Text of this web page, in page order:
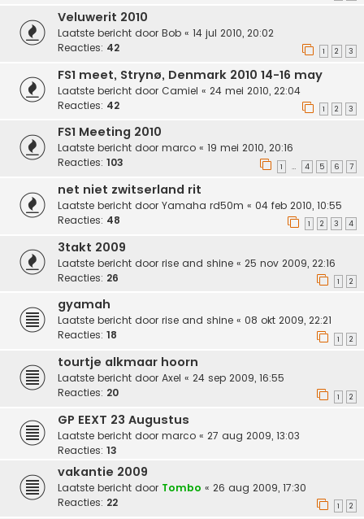
Veluwerit 2010
Laatste bericht door Bob « 14 jul 2010, 20:02
Reacties: 42 1 2 3
FS1 meet, Strynø, Denmark 2010 14-16 may
Laatste bericht door Camiel « 24 mei 2010, 22:04
Reacties: 42 1 2 3
FS1 Meeting 2010
Laatste bericht door marco « 19 mei 2010, 20:16
Reacties: 103 1 … 4 5 6 7
net niet zwitserland rit
Laatste bericht door Yamaha rd50m « 04 feb 2010, 10:55
Reacties: 48 1 2 3 4
3takt 2009
Laatste bericht door rise and shine « 25 nov 2009, 22:16
Reacties: 26 1 2
gyamah
Laatste bericht door rise and shine « 08 okt 2009, 22:21
Reacties: 18 1 2
tourtje alkmaar hoorn
Laatste bericht door Axel « 24 sep 2009, 16:55
Reacties: 20 1 2
GP EEXT 23 Augustus
Laatste bericht door marco « 27 aug 2009, 13:03
Reacties: 13
vakantie 2009
Laatste bericht door Tombo « 26 aug 2009, 17:30
Reacties: 22 1 2